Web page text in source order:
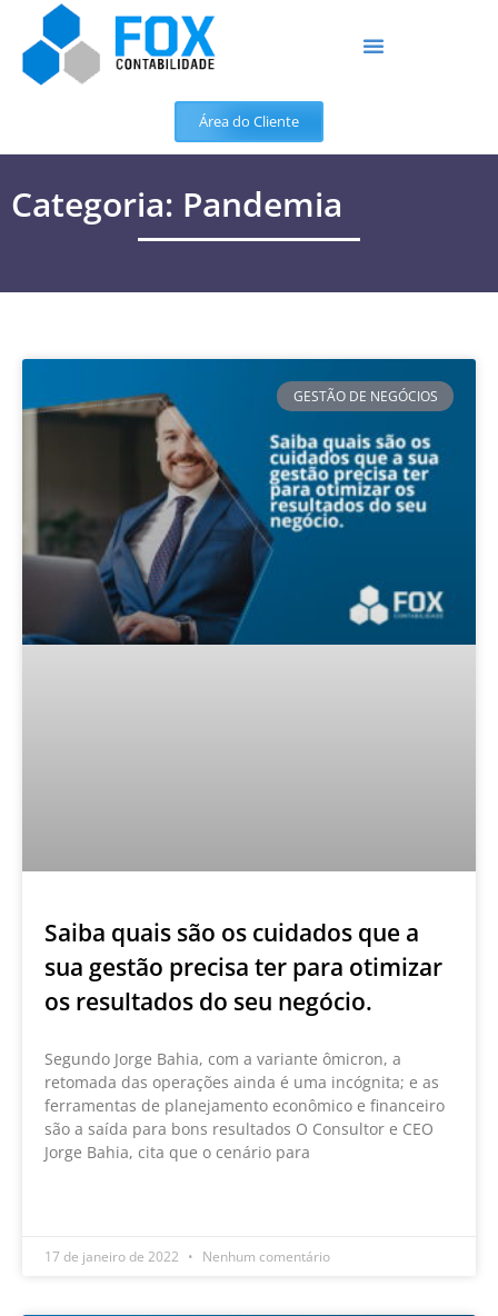
Área do Cliente
Categoria: Pandemia
GESTÃO DE NEGÓCIOS
Saiba quais são os cuidados que a
sua gestão precisa ter para otimizar
os resultados do seu negócio.
Segundo Jorge Bahia, com a variante ômicron, a
retomada das operações ainda é uma incógnita; e as
ferramentas de planejamento econômico e financeiro
são a saída para bons resultados O Consultor e CEO
Jorge Bahia, cita que o cenário para
17 de janeiro de 2022 Nenhum comentário